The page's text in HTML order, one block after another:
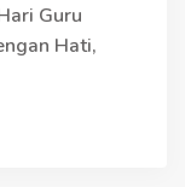
Guru
Hati,